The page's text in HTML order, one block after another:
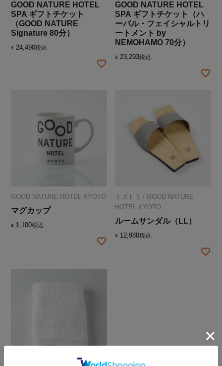
GOOD NATURE HOTEL
SPA ギフトチケット
（GOOD NATURE
Signature 80分）
¥ 24,490税込
GOOD NATURE HOTEL
SPA ギフトチケット（ハ
ーバル・フェイシャルトリ
ートメント by
NEMOHAMO 70分）
¥ 23,293税込
GOOD NATURE HOTEL KYOTO
マグカップ
¥ 1,100税込
ミズトリ / GOOD NATURE
HOTEL KYOTO
ルームサンダル（LL）
¥ 12,980税込